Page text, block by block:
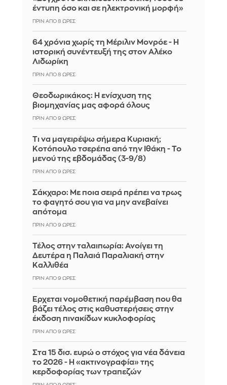
έντυπη όσο και σε ηλεκτρονική μορφή»
ΠΡΙΝ ΑΠΌ 8 ΏΡΕΣ
64 χρόνια χωρίς τη Μέριλιν Μονρόε - Η
ιστορική συνέντευξή της στον Αλέκο
Λιδωρίκη
ΠΡΙΝ ΑΠΌ 8 ΏΡΕΣ
Θεοδωρικάκος: Η ενίσχυση της
βιομηχανίας μας αφορά όλους
ΠΡΙΝ ΑΠΌ 9 ΏΡΕΣ
Τι να μαγειρέψω σήμερα Κυριακή;
Κοτόπουλο τσερέπα από την Ιθάκη - Το
μενού της εβδομάδας (3-9/8)
ΠΡΙΝ ΑΠΌ 9 ΏΡΕΣ
Σάκχαρο: Με ποια σειρά πρέπει να τρως
το φαγητό σου για να μην ανεβαίνει
απότομα
ΠΡΙΝ ΑΠΌ 9 ΏΡΕΣ
Τέλος στην ταλαιπωρία: Ανοίγει τη
Δευτέρα η Παλαιά Παραλιακή στην
Καλλιθέα
ΠΡΙΝ ΑΠΌ 9 ΏΡΕΣ
Έρχεται νομοθετική παρέμβαση που θα
βάζει τέλος στις καθυστερήσεις στην
έκδοση πινακίδων κυκλοφορίας
ΠΡΙΝ ΑΠΌ 9 ΏΡΕΣ
Στα 15 δισ. ευρώ ο στόχος για νέα δάνεια
το 2026 - Η «ακτινογραφία» της
κερδοφορίας των τραπεζών